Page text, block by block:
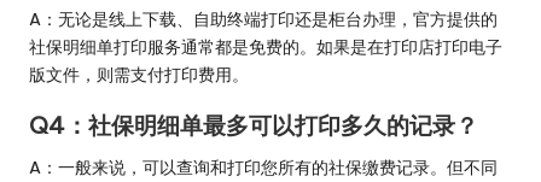
A：无论是线上下载、自助终端打印还是柜台办理，官方提供的
社保明细单打印服务通常都是免费的。如果是在打印店打印电子
版文件，则需支付打印费用。
Q4：社保明细单最多可以打印多久的记录？
A：一般来说，可以查询和打印您所有的社保缴费记录。但不同